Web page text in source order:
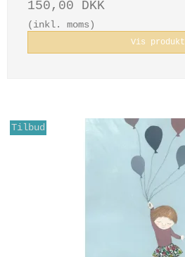
150,00 DKK
(inkl. moms)
Vis produkt
Tilbud